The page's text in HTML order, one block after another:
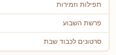
תפילות וזמירות
פרשת השבוע
סרטונים לכבוד שבת